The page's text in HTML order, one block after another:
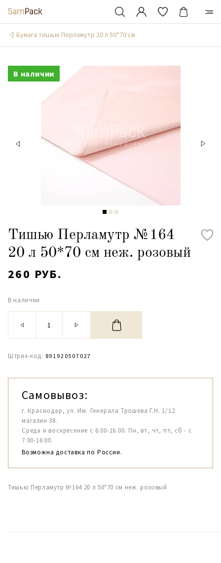
Бумага тишью Перламутр 20 л 50*70 см
В наличии
Тишью Перламутр №164
20 л 50*70 см неж. розовый
260 РУБ.
В наличии
Штрих-код: 891920507027
Самовывоз:
г. Краснодар, ул. Им. Генерала Трошева Г.Н. 1/12
магазин 38.
Среда и воскресение с 6:00-16:00. Пн, вт, чт, пт, сб - с
7:00-16:00.
Возможна доставка по России.
Тишью Перламутр №164 20 л 50*70 см неж. розовый